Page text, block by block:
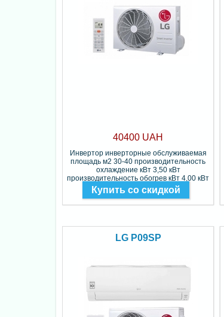
40400 UAH
Инвертор инверторные обслуживаемая
площадь м2 30-40 производительность
охлаждение кВт 3,50 кВт
производительность обогрев кВт 4,00 кВт
Фреон R-32
Купить со скидкой
LG P09SP